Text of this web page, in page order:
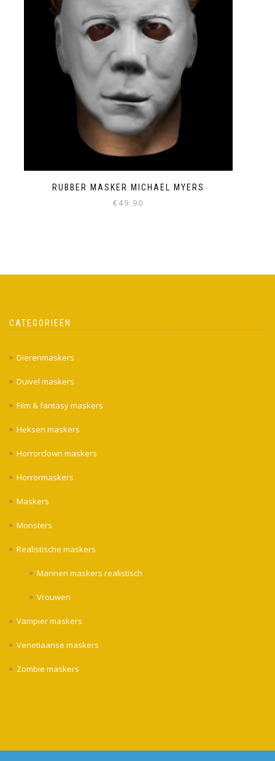
RUBBER MASKER MICHAEL MYERS
€49.90
CATEGORIEËN
Dierenmaskers
Duivel maskers
Film & fantasy maskers
Heksen maskers
Horrorclown maskers
Horrormaskers
Maskers
Monsters
Realistische maskers
Mannen maskers realistisch
Vrouwen
Vampier maskers
Venetiaanse maskers
Zombie maskers